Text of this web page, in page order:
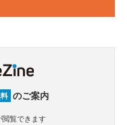
のご案内
閲覧できます